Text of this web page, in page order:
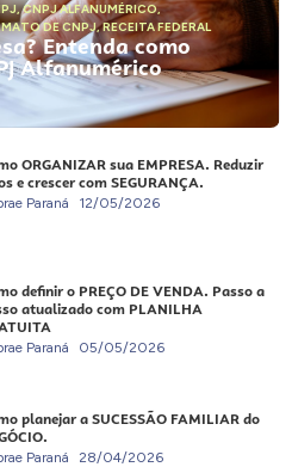
,CNPJ ALFANUMÉRICO,
DE CNPJ,RECEITA FEDERAL
Entenda como
Alfanumérico
ORGANIZAR sua EMPRESA. Reduzir
e crescer com SEGURANÇA.
Paraná 12/05/2026
definir o PREÇO DE VENDA. Passo a
atualizado com PLANILHA
Paraná 05/05/2026
planejar a SUCESSÃO FAMILIAR do
Paraná 28/04/2026